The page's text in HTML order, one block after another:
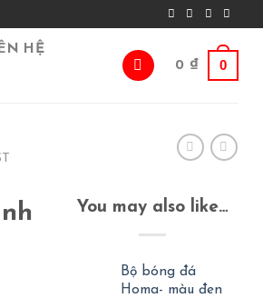
HỆ
0 ₫ 0
You may also like…
Bộ bóng đá
Homa- màu đen